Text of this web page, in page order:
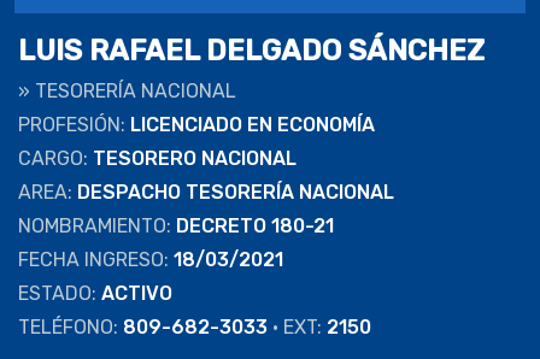
LUIS RAFAEL DELGADO SÁNCHEZ
» TESORERÍA NACIONAL
PROFESIÓN: LICENCIADO EN ECONOMÍA
CARGO: TESORERO NACIONAL
AREA: DESPACHO TESORERÍA NACIONAL
NOMBRAMIENTO: DECRETO 180-21
FECHA INGRESO: 18/03/2021
ESTADO: ACTIVO
TELÉFONO: 809-682-3033 • EXT: 2150